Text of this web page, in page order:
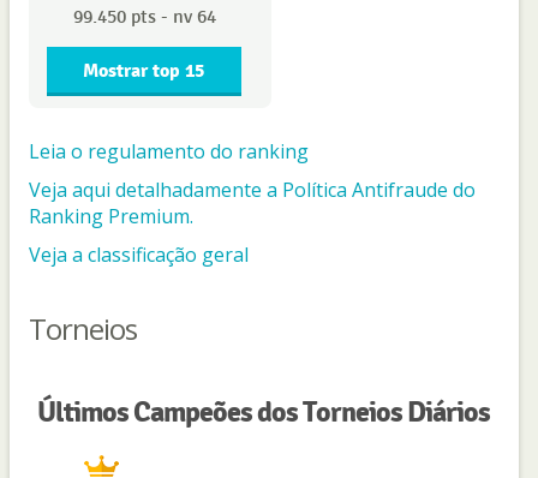
99.450 pts - nv 64
Mostrar top 15
Leia o regulamento do ranking
Veja aqui detalhadamente a Política Antifraude do
Ranking Premium.
Veja a classificação geral
Torneios
Últimos Campeões dos Torneios Diários